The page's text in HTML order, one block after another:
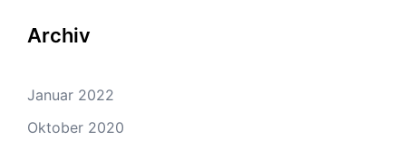
Archiv
Januar 2022
Oktober 2020